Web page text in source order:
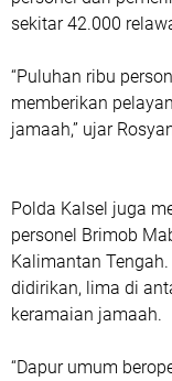
sekitar 42.000
“Puluhan ribu
memberikan
jamaah,” ujar
Polda Kalsel juga
personel Brimob
Kalimantan
didirikan, lima di
keramaian jamaah.
“Dapur umum